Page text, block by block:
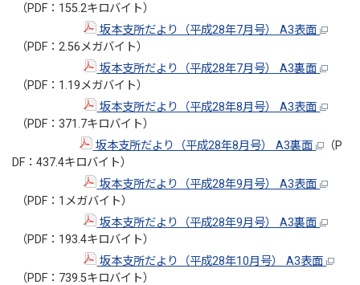
（PDF：155.2キロバイト）
坂本支所だより（平成28年7月号） A3表面
（PDF：2.56メガバイト）
坂本支所だより（平成28年7月号） A3裏面
（PDF：1.19メガバイト）
坂本支所だより（平成28年8月号） A3表面
（PDF：371.7キロバイト）
坂本支所だより（平成28年8月号） A3裏面
（P
DF：437.4キロバイト）
坂本支所だより（平成28年9月号） A3表面
（PDF：1メガバイト）
坂本支所だより（平成28年9月号） A3裏面
（PDF：193.4キロバイト）
坂本支所だより（平成28年10月号） A3表面
（PDF：739.5キロバイト）